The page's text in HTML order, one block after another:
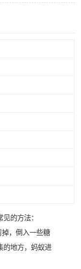
的方法：
，倒入一些糖
的地方，蚂蚁进